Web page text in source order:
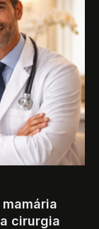
cirurgia